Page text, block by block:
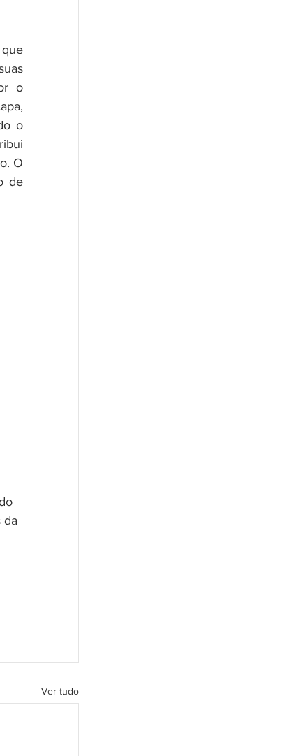
o
o
O
de
da
Ver tudo